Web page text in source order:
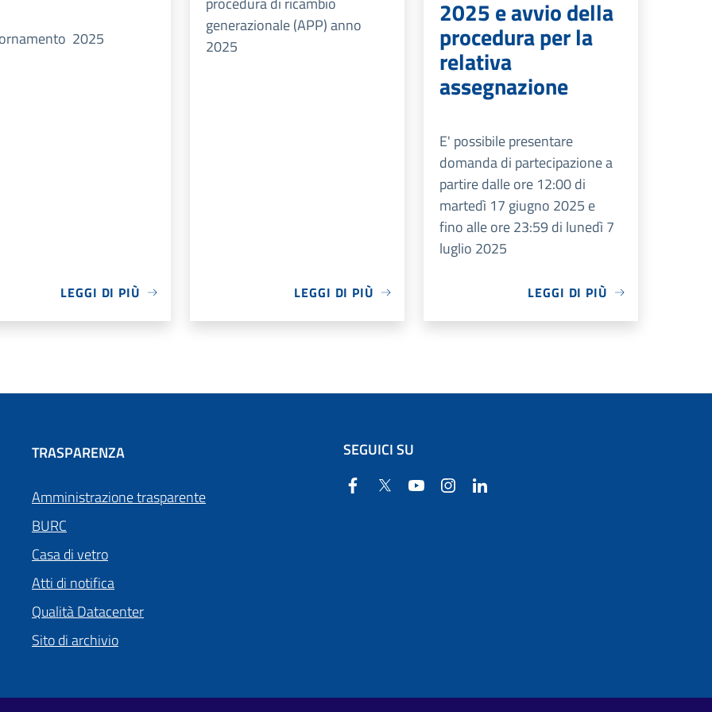
2025
LEGGI DI PIÙ
generazionale (APP) anno
2025
LEGGI DI PIÙ
2025 e avvio della
procedura per la
relativa
assegnazione
E' possibile presentare
domanda di partecipazione a
partire dalle ore 12:00 di
martedì 17 giugno 2025 e
fino alle ore 23:59 di lunedì 7
luglio 2025
LEGGI DI PIÙ
TRASPARENZA
Amministrazione trasparente
BURC
Casa di vetro
Atti di notifica
Qualità Datacenter
Sito di archivio
SEGUICI SU
Facebook
Twitter YouTube Instagram